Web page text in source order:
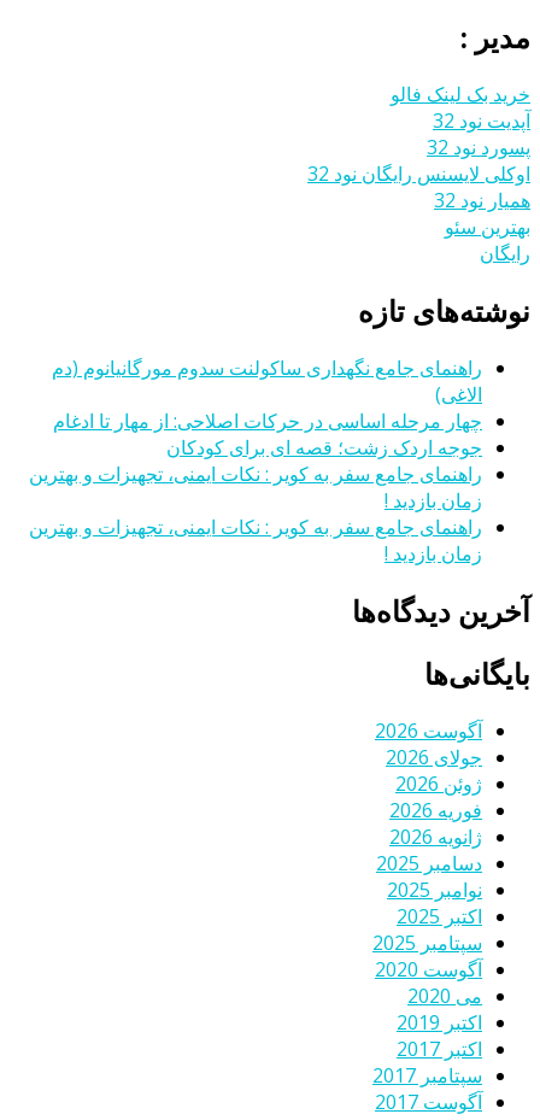
مدیر :
خرید بک لینک فالو
آپدیت نود 32
پسورد نود 32
اوکلی لایسنس رایگان نود 32
همیار نود 32
بهترین سئو
رایگان
نوشته‌های تازه
راهنمای جامع نگهداری ساکولنت سدوم مورگانیانوم (دم
الاغی)
چهار مرحله اساسی در حرکات اصلاحی: از مهار تا ادغام
جوجه اردک زشت؛ قصه ای برای کودکان
راهنمای جامع سفر به کویر : نکات ایمنی، تجهیزات و بهترین
زمان بازدید !
راهنمای جامع سفر به کویر : نکات ایمنی، تجهیزات و بهترین
زمان بازدید !
آخرین دیدگاه‌ها
بایگانی‌ها
آگوست 2026
جولای 2026
ژوئن 2026
فوریه 2026
ژانویه 2026
دسامبر 2025
نوامبر 2025
اکتبر 2025
سپتامبر 2025
آگوست 2020
می 2020
اکتبر 2019
اکتبر 2017
سپتامبر 2017
آگوست 2017